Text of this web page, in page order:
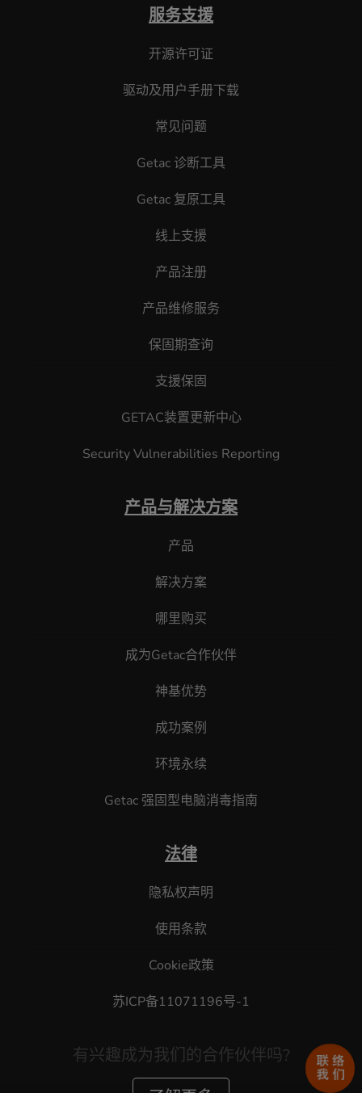
服务支援
开源许可证
驱动及用户手册下载
常见问题
Getac 诊断工具
Getac 复原工具
线上支援
产品注册
产品维修服务
保固期查询
支援保固
GETAC装置更新中心
Security Vulnerabilities Reporting
产品与解决方案
产品
解决方案
哪里购买
成为Getac合作伙伴
神基优势
成功案例
环境永续
Getac 强固型电脑消毒指南
法律
隐私权声明
使用条款
Cookie政策
苏ICP备11071196号-1
有兴趣成为我们的合作伙伴吗?